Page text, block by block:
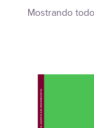
Mostrando